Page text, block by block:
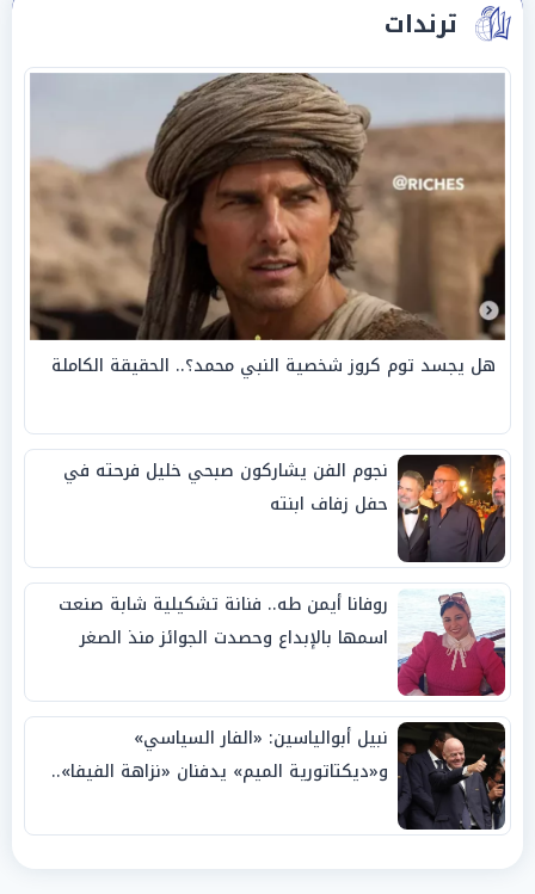
ترندات
هل يجسد توم كروز شخصية النبي محمد؟.. الحقيقة الكاملة
نجوم الفن يشاركون صبحي خليل فرحته في
حفل زفاف ابنته
روفانا أيمن طه.. فنانة تشكيلية شابة صنعت
اسمها بالإبداع وحصدت الجوائز منذ الصغر
نبيل أبوالياسين: «الفار السياسي»
و«ديكتاتورية الميم» يدفنان «نزاهة الفيفا»..